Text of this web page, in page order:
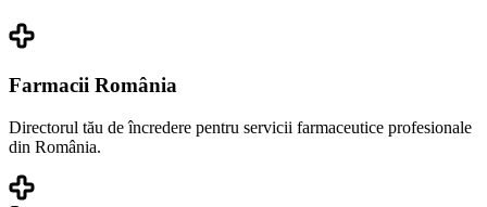
Farmacii România
Directorul tău de încredere pentru servicii farmaceutice profesionale
din România.